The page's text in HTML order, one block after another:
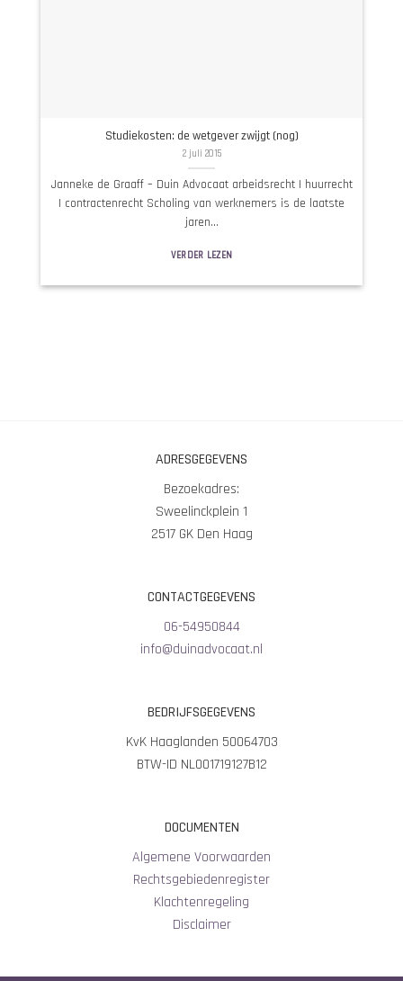
Studiekosten: de wetgever zwijgt (nog)
2 juli 2015
Janneke de Graaff – Duin Advocaat arbeidsrecht | huurrecht
| contractenrecht Scholing van werknemers is de laatste
jaren...
VERDER LEZEN
ADRESGEGEVENS
Bezoekadres:
Sweelinckplein 1
2517 GK Den Haag
CONTACTGEGEVENS
06-54950844
info@duinadvocaat.nl
BEDRIJFSGEGEVENS
KvK Haaglanden 50064703
BTW-ID NL001719127B12
DOCUMENTEN
Algemene Voorwaarden
Rechtsgebiedenregister
Klachtenregeling
Disclaimer